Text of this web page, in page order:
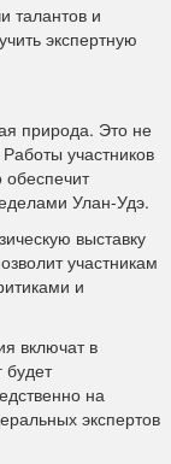
талантов и
экспертную
природа. Это не
участников
Улан-Удэ.
выставку
участникам
и
включат в
будет
на
экспертов